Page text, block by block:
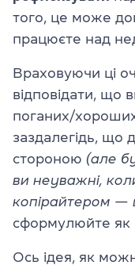
того, це може
працюєте над
Враховуючи ці
відповідати, що
поганих/
заздалегідь, що
стороною (але
ви неуважні,
копірайтером —
сформулюйте як
Ось ідея, як